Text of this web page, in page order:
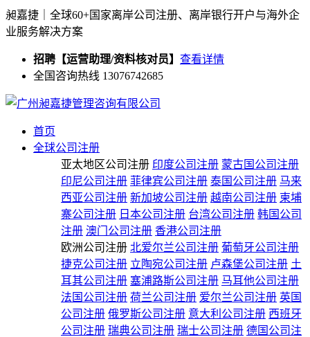
昶嘉捷｜全球60+国家离岸公司注册、离岸银行开户与海外企
业服务解决方案
招聘【运营助理/资料核对员】 查看详情
全国咨询热线 13076742685
首页
全球公司注册
亚太地区公司注册 印度公司注册 蒙古国公司注册
印尼公司注册 菲律宾公司注册 泰国公司注册 马来
西亚公司注册 新加坡公司注册 越南公司注册 柬埔
寨公司注册 日本公司注册 台湾公司注册 韩国公司
注册 澳门公司注册 香港公司注册
欧洲公司注册 北爱尔兰公司注册 葡萄牙公司注册
捷克公司注册 立陶宛公司注册 卢森堡公司注册 土
耳其公司注册 塞浦路斯公司注册 马耳他公司注册
法国公司注册 荷兰公司注册 爱尔兰公司注册 英国
公司注册 俄罗斯公司注册 意大利公司注册 西班牙
公司注册 瑞典公司注册 瑞士公司注册 德国公司注